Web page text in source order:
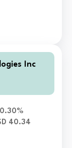
Inc
0.30%
40.34